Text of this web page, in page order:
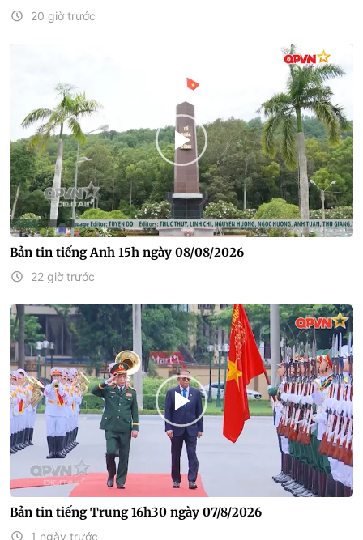
20 giờ trước
Bản tin tiếng Anh 15h ngày 08/08/2026
22 giờ trước
Bản tin tiếng Trung 16h30 ngày 07/8/2026
1 ngày trước